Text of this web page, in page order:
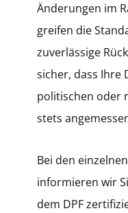
Änderungen im
greifen die
zuverlässige
sicher, dass Ihre
politischen oder
stets
Bei den
informieren wir
dem DPF